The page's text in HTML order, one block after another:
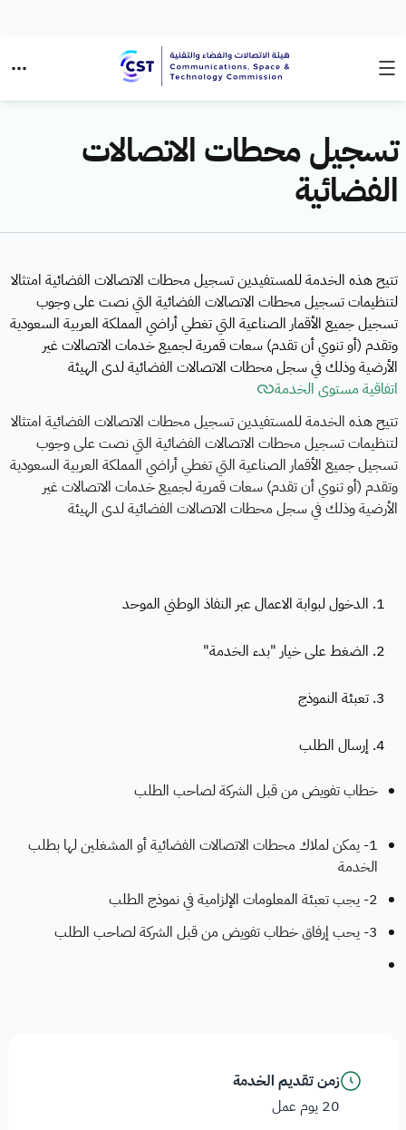
زمن تقديم الخدمة
20 يوم عمل
تسجيل محطات الاتصالات
الفضائية
تتيح هذه الخدمة للمستفيدين تسجيل محطات الاتصالات الفضائية امتثالا
لتنظيمات تسجيل محطات الاتصالات الفضائية التي نصت على وجوب
تسجيل جميع الأقمار الصناعية التي تغطي أراضي المملكة العربية السعودية
وتقدم (أو تنوي أن تقدم) سعات قمرية لجميع خدمات الاتصالات غير
الأرضية وذلك في سجل محطات الاتصالات الفضائية لدى الهيئة
اتفاقية مستوى الخدمة
تتيح هذه الخدمة للمستفيدين تسجيل محطات الاتصالات الفضائية امتثالا
لتنظيمات تسجيل محطات الاتصالات الفضائية التي نصت على وجوب
تسجيل جميع الأقمار الصناعية التي تغطي أراضي المملكة العربية السعودية
وتقدم (أو تنوي أن تقدم) سعات قمرية لجميع خدمات الاتصالات غير
الأرضية وذلك في سجل محطات الاتصالات الفضائية لدى الهيئة
1. الدخول لبوابة الاعمال عبر النفاذ الوطني الموحد
2. الضغط على خيار "بدء الخدمة"
3. تعبئة النموذج
4. إرسال الطلب
خطاب تفويض من قبل الشركة لصاحب الطلب
1- يمكن لملاك محطات الاتصالات الفضائية أو المشغلين لها بطلب
الخدمة
2- يجب تعبئة المعلومات الإلزامية في نموذج الطلب
3- يحب إرفاق خطاب تفويض من قبل الشركة لصاحب الطلب